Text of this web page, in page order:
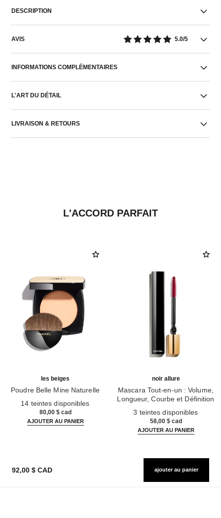
DESCRIPTION
AVIS 5.0/5
INFORMATIONS COMPLÉMENTAIRES
L'ART DU DÉTAIL
LIVRAISON & RETOURS
L'ACCORD PARFAIT
les beiges
Poudre Belle Mine Naturelle
14 teintes disponibles
80,00 $ cad
AJOUTER AU PANIER
noir allure
Mascara Tout-en-un : Volume,
Longueur, Courbe et Définition
3 teintes disponibles
58,00 $ cad
AJOUTER AU PANIER
92,00 $ CAD ajouter au panier